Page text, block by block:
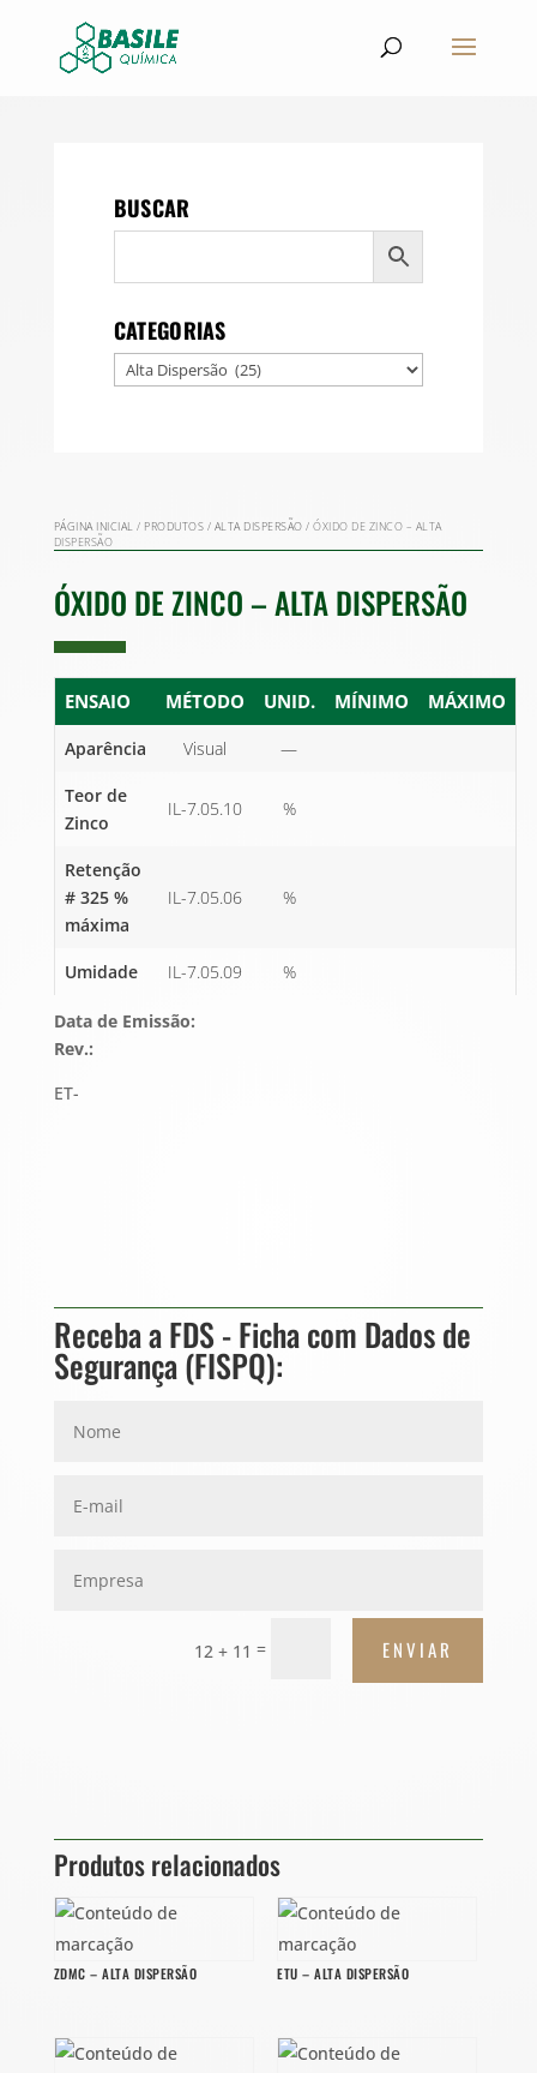
BUSCAR
CATEGORIAS
PÁGINA INICIAL / PRODUTOS / ALTA DISPERSÃO / ÓXIDO DE ZINCO – ALTA
DISPERSÃO
ÓXIDO DE ZINCO – ALTA DISPERSÃO
ENSAIO MÉTODO UNID. MÍNIMO MÁXIMO
Aparência Visual —
Teor de
Zinco
IL-7.05.10 %
Retenção
# 325 %
máxima
IL-7.05.06 %
Umidade IL-7.05.09 %
Data de Emissão:
Rev.:
ET-
Receba a FDS - Ficha com Dados de
Segurança (FISPQ):
12 + 11 = ENVIAR
Produtos relacionados
ZDMC – ALTA DISPERSÃO ETU – ALTA DISPERSÃO